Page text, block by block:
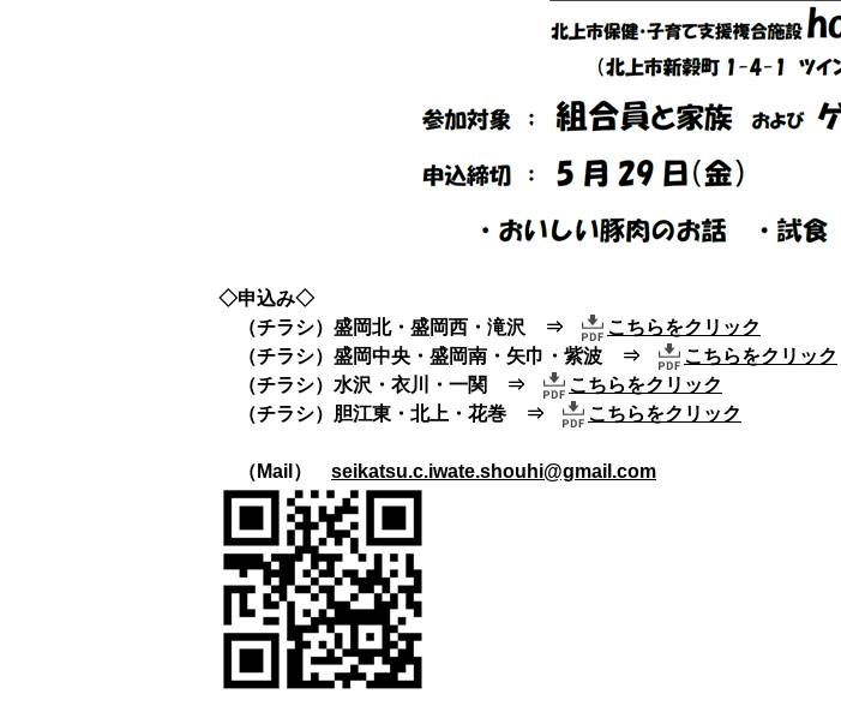
◇申込み◇
（チラシ）盛岡北・盛岡西・滝沢 ⇒
こちらをクリック
（チラシ）盛岡中央・盛岡南・矢巾・紫波 ⇒
こちらをクリック
（チラシ）水沢・衣川・一関 ⇒
こちらをクリック
（チラシ）胆江東・北上・花巻 ⇒
こちらをクリック
（Mail） seikatsu.c.iwate.shouhi@gmail.com